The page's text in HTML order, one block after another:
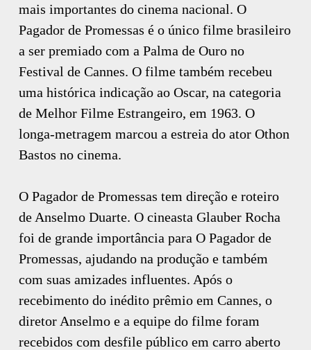
mais importantes do cinema nacional. O
Pagador de Promessas é o único filme brasileiro
a ser premiado com a Palma de Ouro no
Festival de Cannes. O filme também recebeu
uma histórica indicação ao Oscar, na categoria
de Melhor Filme Estrangeiro, em 1963. O
longa-metragem marcou a estreia do ator Othon
Bastos no cinema.
O Pagador de Promessas tem direção e roteiro
de Anselmo Duarte. O cineasta Glauber Rocha
foi de grande importância para O Pagador de
Promessas, ajudando na produção e também
com suas amizades influentes. Após o
recebimento do inédito prêmio em Cannes, o
diretor Anselmo e a equipe do filme foram
recebidos com desfile público em carro aberto